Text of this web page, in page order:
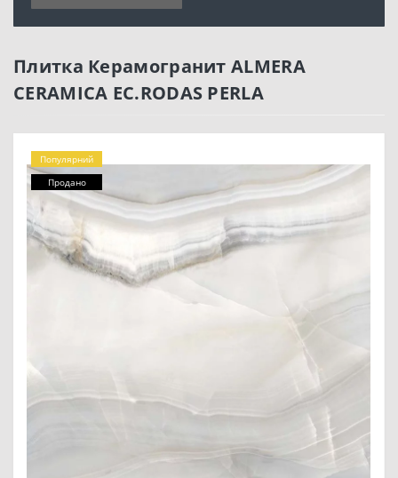
Плитка Керамогранит ALMERA
CERAMICA EC.RODAS PERLA
Популярний
Продано